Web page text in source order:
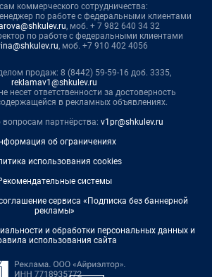
коммерческого сотрудничества:
по работе с федеральными клиентами
, моб. + 7 982 640 34 32
по работе с федеральными клиентами
, моб. +7 910 402 4056
продаж: 8 (8442) 59-59-16 доб. 3335,
reklamav1@shkulev.ru
несет ответственности за достоверность
в рекламных объявлениях.
вопросам партнёрства: v1pr@shkulev.ru
об ограничениях
использования cookies
системы
сервиса «Подписка без баннерной
рекламы»
и обработки персональных данных и
использования сайта